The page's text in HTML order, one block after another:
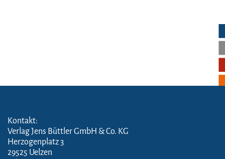
Kontakt:
Verlag Jens Büttler GmbH & Co. KG
Herzogenplatz 3
29525 Uelzen